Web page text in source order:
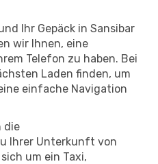
Ihr Gepäck in Sansibar
wir Ihnen, eine
Telefon zu haben. Bei
Laden finden, um
einfache Navigation
die
Ihrer Unterkunft von
um ein Taxi,